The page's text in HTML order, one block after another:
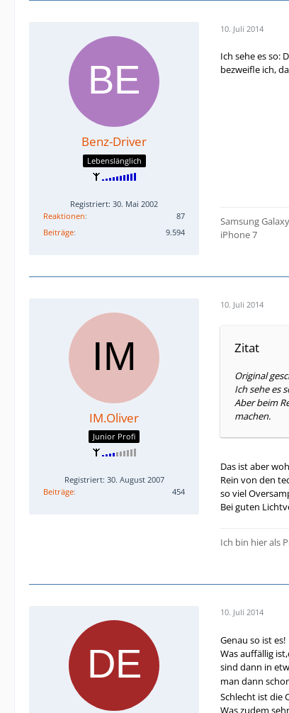
viel
Die
Benz-Driver
Lebenslänglich
Registriert: 30. Mai 2002
Reaktionen
87
Beiträge
9.594
10. Juli 2014
Ich sehe es so:
bezweifle ich,
Samsung
iPhone 7
IM.Oliver
Junior Profi
Registriert: 30. August 2007
Beiträge
454
10. Juli 2014
Zitat
Original
Ich sehe es
Aber beim
machen.
Das ist aber
Rein von den
so viel
Bei guten
Ich bin hier als
10. Juli 2014
Genau so ist es!
Was auffällig
sind dann in
man dann
Schlecht ist die
Was zudem